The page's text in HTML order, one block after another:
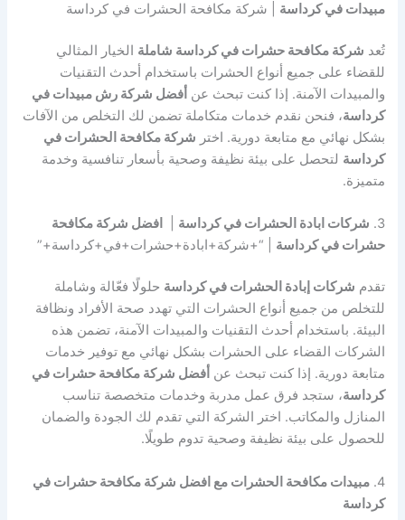
مبيدات في كرداسة | شركة مكافحة الحشرات في كرداسة
تُعد شركة مكافحة حشرات في كرداسة شاملة الخيار المثالي
للقضاء على جميع أنواع الحشرات باستخدام أحدث التقنيات
والمبيدات الآمنة. إذا كنت تبحث عن أفضل شركة رش مبيدات في
كرداسة، فنحن نقدم خدمات متكاملة تضمن لك التخلص من الآفات
بشكل نهائي مع متابعة دورية. اختر شركة مكافحة الحشرات في
كرداسة لتحصل على بيئة نظيفة وصحية بأسعار تنافسية وخدمة
متميزة.
3. شركات ابادة الحشرات في كرداسة
افضل شركة مكافحة
حشرات في كرداسة | “+شركة+ابادة+حشرات+في+كرداسة+”
تقدم شركات إبادة الحشرات في كرداسة حلولًا فعّالة وشاملة
للتخلص من جميع أنواع الحشرات التي تهدد صحة الأفراد ونظافة
البيئة. باستخدام أحدث التقنيات والمبيدات الآمنة، تضمن هذه
الشركات القضاء على الحشرات بشكل نهائي مع توفير خدمات
متابعة دورية. إذا كنت تبحث عن أفضل شركة مكافحة حشرات في
كرداسة، ستجد فرق عمل مدربة وخدمات متخصصة تناسب
المنازل والمكاتب. اختر الشركة التي تقدم لك الجودة والضمان
للحصول على بيئة نظيفة وصحية تدوم طويلًا.
4. مبيدات مكافحة الحشرات مع افضل شركة مكافحة حشرات في
كرداسة